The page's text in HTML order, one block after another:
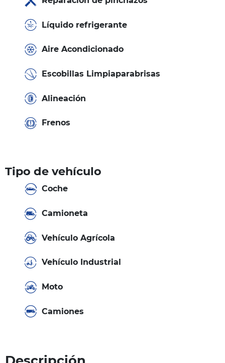
Líquido refrigerante
Aire Acondicionado
Escobillas Limpiaparabrisas
Alineación
Frenos
Tipo de vehículo
Coche
Camioneta
Vehículo Agrícola
Vehículo Industrial
Moto
Camiones